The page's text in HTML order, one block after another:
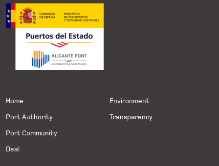
Home
Port Authority
Port Community
Deal
Environment
Transparency